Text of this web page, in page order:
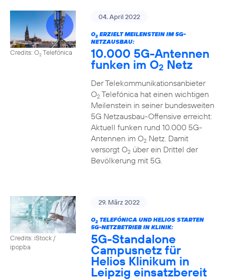
Credits: O2Telefónica
04. April 2022
O2ERZIELT MEILENSTEIN IM 5G-
NETZAUSBAU:
10.000 5G-Antennen
funken im O2 Netz
Der Telekommunikationsanbieter
O2Telefónica hat einen wichtigen
Meilenstein in seiner bundesweiten
5G Netzausbau-Offensive erreicht:
Aktuell funken rund 10.000 5G-
Antennen im O2Netz. Damit
versorgt O2über ein Drittel der
Bevölkerung mit 5G.
Credits: iStock /
ipopba
29. März 2022
O2TELEFÓNICA UND HELIOS STARTEN
5G-NETZBETRIEB IN KLINIK:
5G-Standalone
Campusnetz für
Helios Klinikum in
Leipzig einsatzbereit